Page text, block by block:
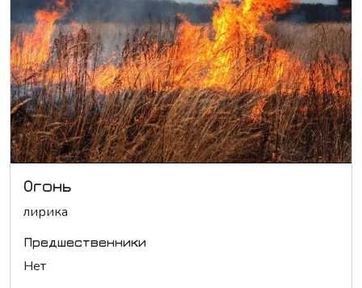
Огонь
лирика
Предшественники
Нет